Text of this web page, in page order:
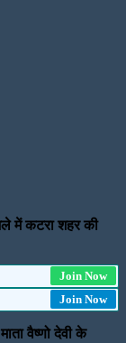
में कटरा शहर की
Join Now
Join Now
वैष्णो देवी के